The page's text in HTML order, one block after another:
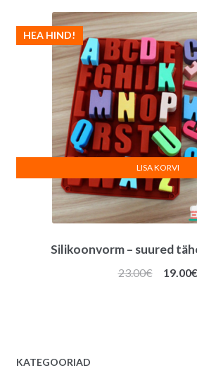
Silikoonvorm – suured
HEA HIND!
23.00€
Algne
19.00€
LISA KORVI
KATEGOORIAD